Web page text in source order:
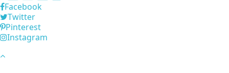
Facebook
Twitter
Pinterest
Instagram